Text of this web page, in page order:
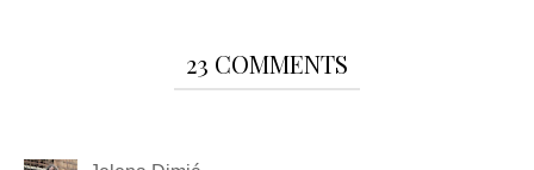
23 COMMENTS